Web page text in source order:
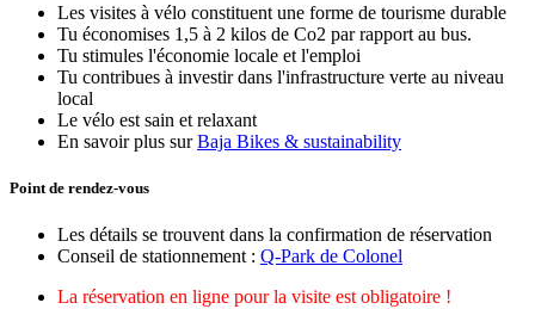
Les visites à vélo constituent une forme de tourisme durable
Tu économises 1,5 à 2 kilos de Co2 par rapport au bus.
Tu stimules l'économie locale et l'emploi
Tu contribues à investir dans l'infrastructure verte au niveau
local
Le vélo est sain et relaxant
En savoir plus surBaja Bikes & sustainability
Point de rendez-vous
Les détails se trouvent dans la confirmation de réservation
Conseil de stationnement : Q-Park de Colonel
La réservation en ligne pour la visite est obligatoire !